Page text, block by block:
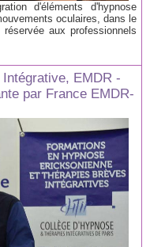
d'éléments d'hypnose
oculaires, dans le
aux professionnels
EMDR -
par France EMDR-